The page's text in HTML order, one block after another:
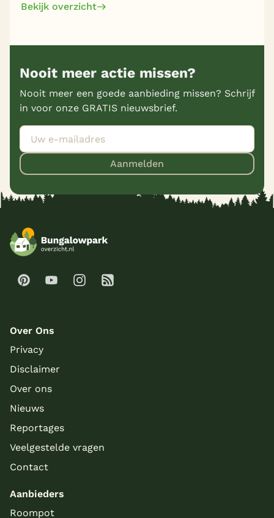
Bekijk overzicht
Nooit meer actie missen?
Nooit meer een goede aanbieding missen? Schrijf
in voor onze GRATIS nieuwsbrief.
Aanmelden
Over Ons
Privacy
Disclaimer
Over ons
Nieuws
Reportages
Veelgestelde vragen
Contact
Aanbieders
Roompot